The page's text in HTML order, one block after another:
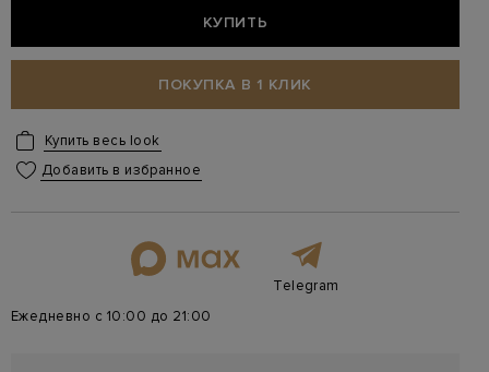
КУПИТЬ
ПОКУПКА В 1 КЛИК
Купить весь look
Добавить в избранное
Telegram
Ежедневно с 10:00 до 21:00